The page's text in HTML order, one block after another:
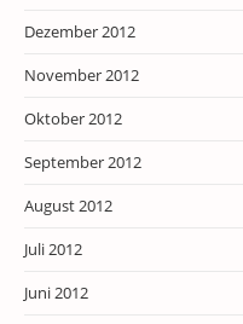
Dezember 2012
November 2012
Oktober 2012
September 2012
August 2012
Juli 2012
Juni 2012